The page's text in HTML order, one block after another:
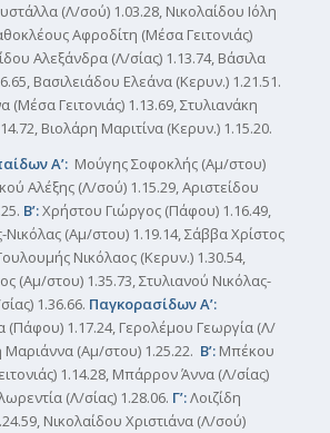
(Λ/σού) 1.03.28, Νικολαίδου Ιόλη
Αφροδίτη (Μέσα Γειτονιάς)
Αλεξάνδρα (Λ/σίας) 1.13.74, Βάσιλα
Βασιλειάδου Ελεάνα (Κερυν.) 1.21.51.
(Μέσα Γειτονιάς) 1.13.69, Στυλιανάκη
Βιολάρη Μαριτίνα (Κερυν.) 1.15.20.
Α’: Μούγης Σοφοκλής (Αμ/στου)
Αλέξης (Λ/σού) 1.15.29, Αριστείδου
Β’:Χρήστου Γιώργος (Πάφου) 1.16.49,
(Αμ/στου) 1.19.14, Σάββα Χρίστος
Νικόλαος (Κερυν.) 1.30.54,
(Αμ/στου) 1.35.73, Στυλιανού Νικόλας-
1.36.66. Παγκορασίδων Α’:
(Πάφου) 1.17.24, Γερολέμου Γεωργία (Λ/
Μαριάννα (Αμ/στου) 1.25.22. Β’: Μπέκου
1.14.28, Μπάρρον Άννα (Λ/σίας)
(Λ/σίας) 1.28.06. Γ’:Λοιζίδη
Νικολαίδου Χριστιάνα (Λ/σού)